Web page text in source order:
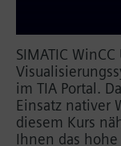
SIMATIC
im TIA Portal.
Einsatz nativer
diesem Kurs
Ihnen das